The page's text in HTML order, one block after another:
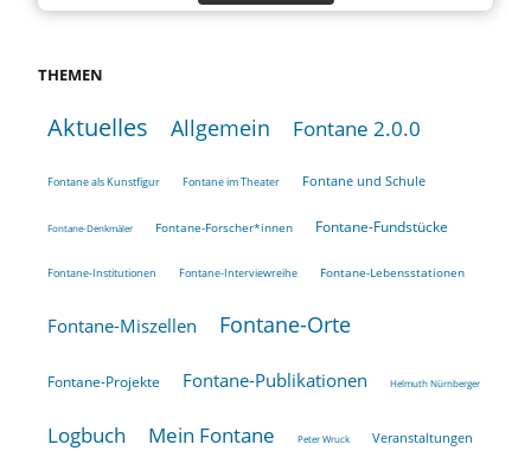
THEMEN
Aktuelles Allgemein Fontane 2.0.0
Fontane als Kunstfigur Fontane im Theater Fontane und Schule
Fontane-Denkmäler Fontane-Forscher*innen Fontane-Fundstücke
Fontane-Institutionen Fontane-Interviewreihe Fontane-Lebensstationen
Fontane-Miszellen Fontane-Orte
Fontane-Projekte Fontane-Publikationen Helmuth Nürnberger
Logbuch Mein Fontane Peter Wruck Veranstaltungen